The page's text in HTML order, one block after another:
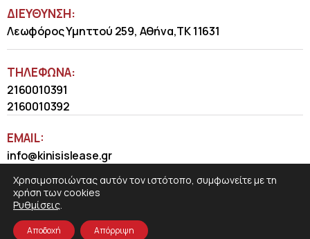
ΔΙΕΥΘΥΝΣΗ:
Λεωφόρος Υμηττού 259, Αθήνα,ΤΚ 11631
ΤΗΛΈΦΩΝΑ:
2160010391
2160010392
EMAIL:
info@kinisislease.gr
Χρησιμοποιώντας αυτόν τον ιστότοπο, συμφωνείτε με τη
χρήση των cookies
Ρυθμίσεις.
Αποδοχή Απόρριψη